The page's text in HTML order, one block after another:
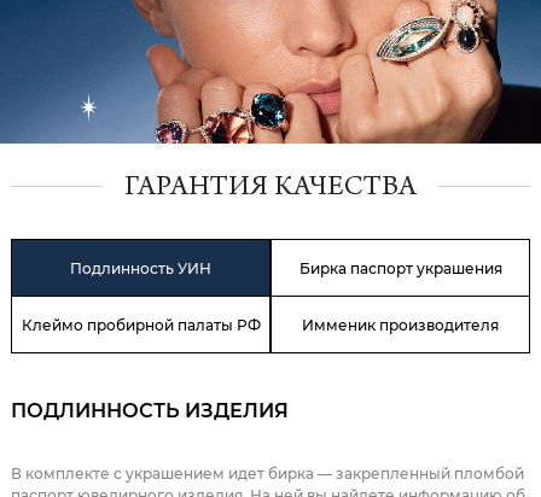
ГАРАНТИЯ КАЧЕСТВА
Подлинность УИН Бирка паспорт украшения
Клеймо пробирной палаты РФ Имменик производителя
ПОДЛИННОСТЬ ИЗДЕЛИЯ
В комплекте с украшением идет бирка — закрепленный пломбой